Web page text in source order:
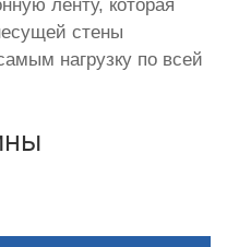
ленту, которая
стены
нагрузку по всей